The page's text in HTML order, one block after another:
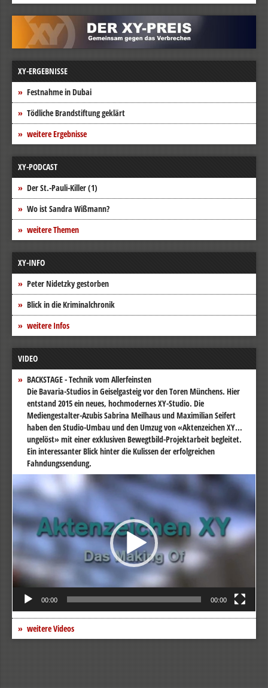
XY-ERGEBNISSE
Festnahme in Dubai
Tödliche Brandstiftung geklärt
weitere Ergebnisse
XY-PODCAST
Der St.-Pauli-Killer (1)
Wo ist Sandra Wißmann?
weitere Themen
XY-INFO
Peter Nidetzky gestorben
Blick in die Kriminalchronik
weitere Infos
VIDEO
BACKSTAGE - Technik vom Allerfeinsten
Die Bavaria-Studios in Geiselgasteig vor den Toren Münchens. Hier
entstand 2015 ein neues, hochmodernes XY-Studio. Die
Mediengestalter-Azubis Sabrina Meilhaus und Maximilian Seifert
haben den Studio-Umbau und den Umzug von «Aktenzeichen XY...
ungelöst» mit einer exklusiven Bewegtbild-Projektarbeit begleitet.
Ein interessanter Blick hinter die Kulissen der erfolgreichen
Fahndungssendung.
Video-
Player
00:00 00:00
weitere Videos